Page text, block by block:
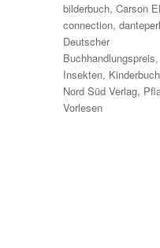
Schlagwörter
bilderbuch,Carson
connection,
Deutscher
Buchhandlungspreis,
Insekten, Kinderbuch
Nord Süd Verlag,
Vorlesen